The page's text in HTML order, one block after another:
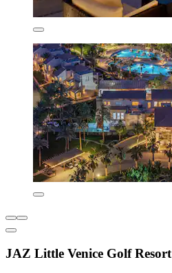
JAZ Little Venice Golf Resort